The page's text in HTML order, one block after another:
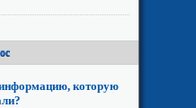
которую